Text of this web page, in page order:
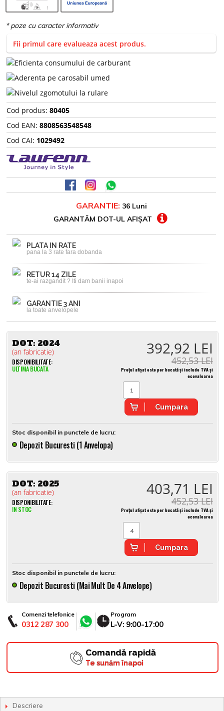
Fii primul care evalueaza acest produs.
Cod produs: 80405
Cod EAN: 8808563548548
Cod CAI: 1029492
GARANTIE: 36 Luni
GARANTĂM DOT-UL AFIȘAT
PLATA IN RATE
pana la 3 rate fara dobanda
RETUR 14 ZILE
te-ai razgandit ? Iti dam banii inapoi
GARANTIE 3 ANI
la toate anvelopele
DOT: 2024
(an fabricatie)
DISPONIBILITATE:
ULTIMA BUCATA
392,92 LEI
452,53 LEI
Prețul afișat este per bucată și include TVA și
ecovaloarea
Cumpara
Stoc disponibil in punctele de lucru:
Depozit Bucuresti (1 Anvelopa)
DOT: 2025
(an fabricatie)
DISPONIBILITATE:
IN STOC
403,71 LEI
452,53 LEI
Prețul afișat este per bucată și include TVA și
ecovaloarea
Cumpara
Stoc disponibil in punctele de lucru:
Depozit Bucuresti (mai Mult De 4 Anvelope)
Comenzi telefonice
0312 287 300
Program
L-V: 9:00-17:00
Comandă rapidă
Te sunăm înapoi
Descriere